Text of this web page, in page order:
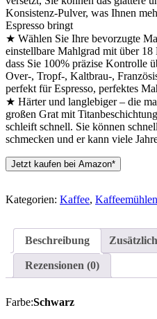
Konsistenz-Pulver, was Ihnen
Espresso bringt
★ Wählen Sie Ihre bevorzugte
einstellbare Mahlgrad mit über
dass Sie 100% präzise Kontrolle
Over-, Tropf-, Kaltbrau-,
perfekt für Espresso, perfektes
★ Härter und langlebiger – die
großen Grat mit
schleift schnell. Sie können
schmecken und er kann viele
Jetzt kaufen bei Amazon*
Kategorien: Kaffee, Kaffeemühlen
Beschreibung
Rezensionen (0)
Farbe:Schwarz